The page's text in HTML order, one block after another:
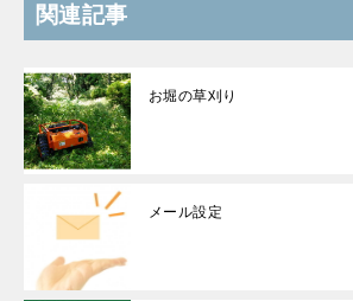
関連記事
お堀の草刈り
メール設定